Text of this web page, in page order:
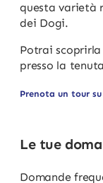
questa varietà
dei Dogi.
Potrai
presso la
Prenota un tour su
Le tue
Domande